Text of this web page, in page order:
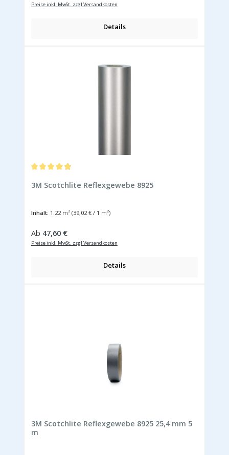
Preise inkl. MwSt. zzgl Versandkosten
Details
3M Scotchlite Reflexgewebe 8925
Inhalt: 1.22 m² (39,02 € / 1 m²)
Regulärer Preis:
Ab 47,60 €
Preise inkl. MwSt. zzgl Versandkosten
Details
3M Scotchlite Reflexgewebe 8925 25,4 mm 5
m